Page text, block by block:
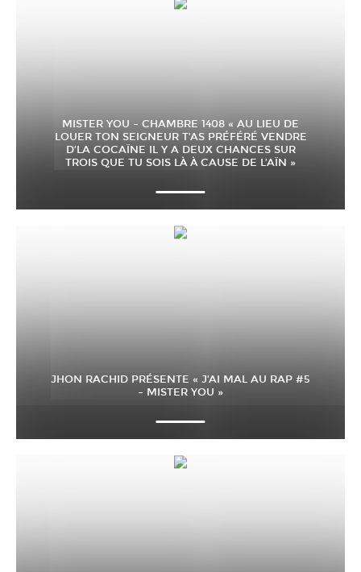
MISTER YOU – CHAMBRE 1408 « AU LIEU DE
LOUER TON SEIGNEUR T’AS PRÉFÉRÉ VENDRE
D’LA COCAÏNE IL Y A DEUX CHANCES SUR
TROIS QUE TU SOIS LÀ À CAUSE DE L’AÏN »
JHON RACHID PRÉSENTE « J’AI MAL AU RAP #5
– MISTER YOU »